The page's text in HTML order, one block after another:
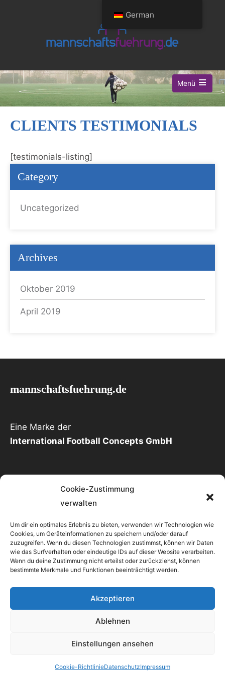
Cookie-Zustimmung
verwalten
Um dir ein optimales Erlebnis zu bieten, verwenden wir Technologien wie
Cookies, um Geräteinformationen zu speichern und/oder darauf
zuzugreifen. Wenn du diesen Technologien zustimmst, können wir Daten
wie das Surfverhalten oder eindeutige IDs auf dieser Website verarbeiten.
Wenn du deine Zustimmung nicht erteilst oder zurückziehst, können
bestimmte Merkmale und Funktionen beeinträchtigt werden.
Akzeptieren
Ablehnen
Einstellungen ansehen
Cookie-RichtlinieDatenschutzImpressum
Menü
CLIENTS TESTIMONIALS
[testimonials-listing]
Category
Uncategorized
Archives
Oktober 2019
April 2019
mannschaftsfuehrung.de
Eine Marke der
International Football Concepts GmbH
International Football Concepts GmbH
Zurstraßenweg 9 - 48231 Warendorf
info@mannschaftsfuehrung.de
© Copyright 2022 - mannschaftsfuehrung.de - All
German